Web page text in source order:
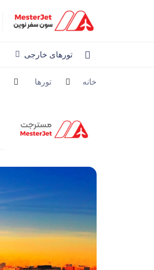
تورهای خارجی
خانه تورها